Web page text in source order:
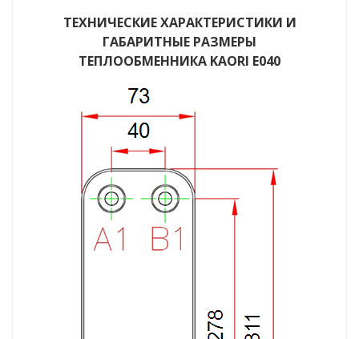
ТЕХНИЧЕСКИЕ ХАРАКТЕРИСТИКИ И
ГАБАРИТНЫЕ РАЗМЕРЫ
ТЕПЛООБМЕННИКА KAORI Е040